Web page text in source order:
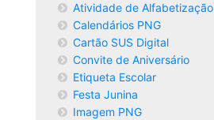
Atividade de Alfabetização
Calendários PNG
Cartão SUS Digital
Convite de Aniversário
Etiqueta Escolar
Festa Junina
Imagem PNG